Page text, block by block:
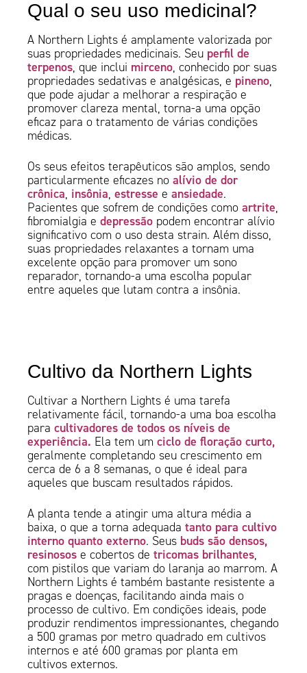
Qual o seu uso medicinal?
A Northern Lights é amplamente valorizada por
suas propriedades medicinais. Seu perfil de
terpenos, que inclui mirceno, conhecido por suas
propriedades sedativas e analgésicas, e pineno,
que pode ajudar a melhorar a respiração e
promover clareza mental, torna-a uma opção
eficaz para o tratamento de várias condições
médicas.
Os seus efeitos terapêuticos são amplos, sendo
particularmente eficazes noalívio de dor
crônica, insônia,estresseeansiedade.
Pacientes que sofrem de condições comoartrite,
fibromialgia edepressão podem encontrar alívio
significativo com o uso desta strain. Além disso,
suas propriedades relaxantes a tornam uma
excelente opção para promover um sono
reparador, tornando-a uma escolha popular
entre aqueles que lutam contra a insônia.
Cultivo da Northern Lights
Cultivar a Northern Lights é uma tarefa
relativamente fácil, tornando-a uma boa escolha
paracultivadores de todos os níveis de
experiência. Ela tem umciclo de floração curto,
geralmente completando seu crescimento em
cerca de 6 a 8 semanas, o que é ideal para
aqueles que buscam resultados rápidos.
A planta tende a atingir uma altura média a
baixa, o que a torna adequada tanto para cultivo
interno quanto externo. Seus buds são densos,
resinosos e cobertos detricomas brilhantes,
com pistilos que variam do laranja ao marrom. A
Northern Lights é também bastante resistente a
pragas e doenças, facilitando ainda mais o
processo de cultivo. Em condições ideais, pode
produzir rendimentos impressionantes, chegando
a 500 gramas por metro quadrado em cultivos
internos e até 600 gramas por planta em
cultivos externos.